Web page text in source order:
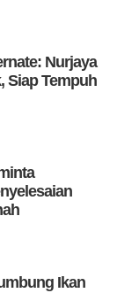
Nurjaya
Siap Tempuh
Ikan